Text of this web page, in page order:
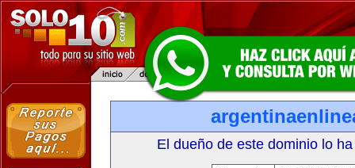
El dueño de este dominio lo